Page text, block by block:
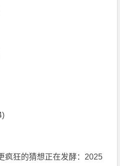
疯狂的猜想正在发酵：2025